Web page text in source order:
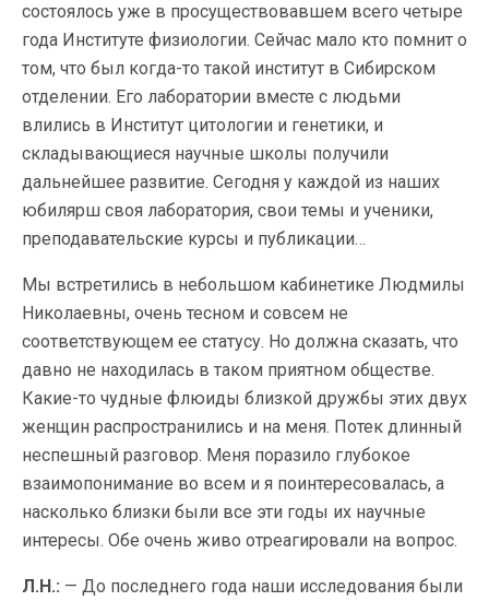
состоялось уже в просуществовавшем всего четыре
года Институте физиологии. Сейчас мало кто помнит о
том, что был когда-то такой институт в Сибирском
отделении. Его лаборатории вместе с людьми
влились в Институт цитологии и генетики, и
складывающиеся научные школы получили
дальнейшее развитие. Сегодня у каждой из наших
юбилярш своя лаборатория, свои темы и ученики,
преподавательские курсы и публикации…
Мы встретились в небольшом кабинетике Людмилы
Николаевны, очень тесном и совсем не
соответствующем ее статусу. Но должна сказать, что
давно не находилась в таком приятном обществе.
Какие-то чудные флюиды близкой дружбы этих двух
женщин распространились и на меня. Потек длинный
неспешный разговор. Меня поразило глубокое
взаимопонимание во всем и я поинтересовалась, а
насколько близки были все эти годы их научные
интересы. Обе очень живо отреагировали на вопрос.
Л.Н.: — До последнего года наши исследования были